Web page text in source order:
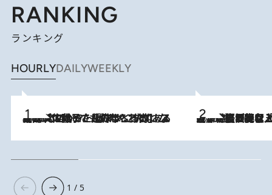
RANKING
ランキング
HOURLYDAILYWEEKLY
2026.8.5
【阿川佐和子さんの年とる力】なぜ70代で始めた趣味は“こんなに楽しい”のか？ ピアノ、俳句…スランプに陥っても続けられる“ある秘訣”とは 2026.8.5
【なぜ吉沢亮は「気配を消せる」のか？】興行収入208億の『国宝』を経て挑むミュージカル『ディア・エヴァン・ハンセン』。トップ俳優が舞台上でさらけ出した“孤独”とは
1 / 5